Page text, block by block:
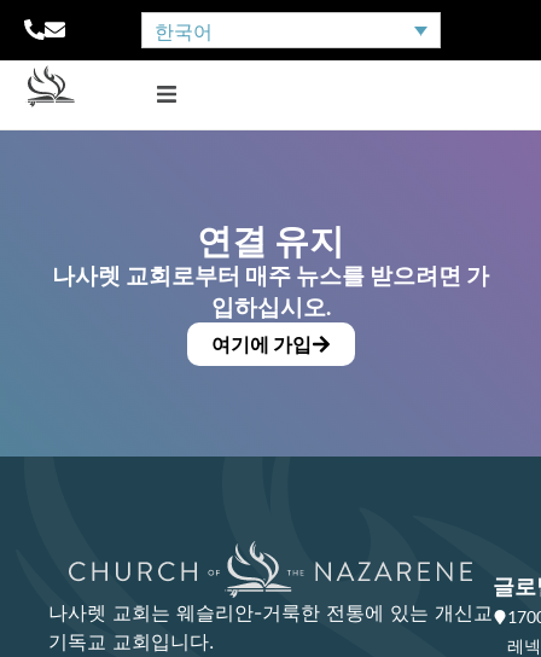
한국어
연결 유지
나사렛 교회로부터 매주 뉴스를 받으려면 가
입하십시오.
여기에 가입
나사렛 교회는 웨슬리안-거룩한 전통에 있는 개신교
기독교 교회입니다.
글로
레